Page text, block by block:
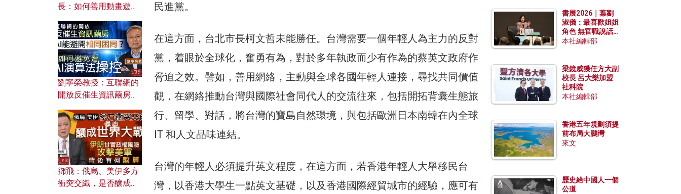
民進黨。
在這方面，台北市長柯文哲未能勝任。台灣需要一個年輕人為主力的反對
黨，着眼於全球化，奮勇有為，對於多年執政而少有作為的蔡英文政府作
脅迫之效。譬如，善用網絡，主動與全球各國年輕人連接，尋找共同價值
觀，在網絡推動台灣與國際社會同代人的交流往來，包括開拓背囊生態旅
行、留學、對話，將台灣的寶島自然環境，與包括歐洲日本南韓在內全球
IT 和人文品味連結。
台灣的年輕人必須提升英文程度，在這方面，若香港年輕人大舉移民台
灣，以香港大學生一點英文基礎，以及香港國際經貿城市的經驗，應可有
長：如何善用動畫遊戲
劉寧榮教授：互聯網的
開放反催生資訊繭房，
何避免遭AI演算法操
控？
鄧飛：俄烏、美伊多方
衝突交織，是否釀成世
書展2026｜葉劉
淑儀：最喜歡姐姐
角色 無官職說話
包袱少
本社編輯部
梁鏡威獲任方大副
校長 呂大樂加盟
社科院
本社編輯部
香港五年規劃須提
前布局大鵬灣
來文
歷史給中國人一個
公道